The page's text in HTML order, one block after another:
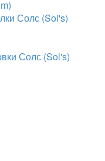
Солс (Sol's)
Солс (Sol's)